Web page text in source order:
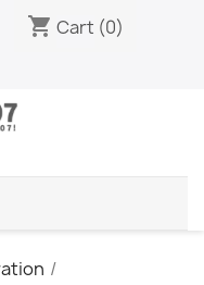
shopping_cart Cart (0)